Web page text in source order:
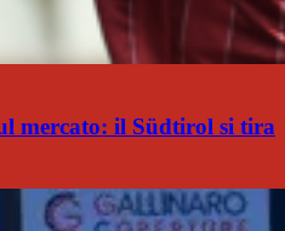
mercato: il Südtirol si tira